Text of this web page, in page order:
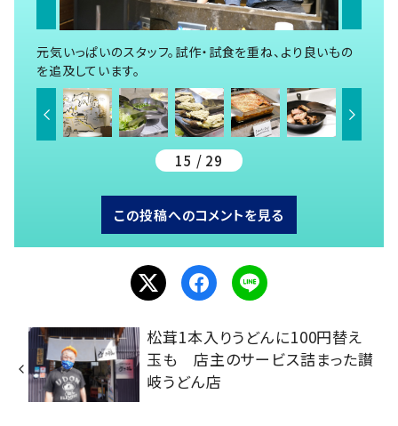
元気いっぱいのスタッフ。試作・試食を重ね、より良いもの
を追及しています。
15 / 29
この投稿へのコメントを見る
松茸1本入りうどんに100円替え
玉も 店主のサービス詰まった讃
岐うどん店